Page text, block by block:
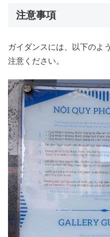
注意事項
ガイダンスには、以下のよ
注意ください。